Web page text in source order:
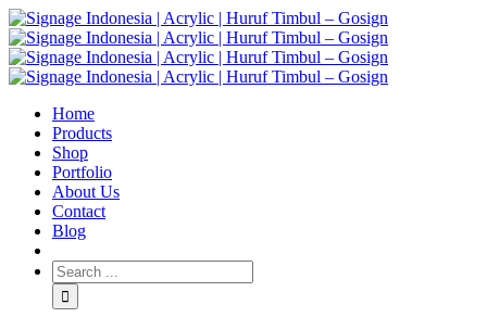
Home
Products
Shop
Portfolio
About Us
Contact
Blog